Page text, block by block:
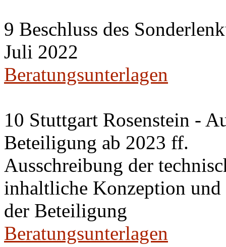
9 Beschluss des
Juli 2022
Beratungsunterlagen
10 Stuttgart Rosenstein -
Beteiligung ab 2023 ff.
Ausschreibung der
inhaltliche Konzeption
der Beteiligung
Beratungsunterlagen